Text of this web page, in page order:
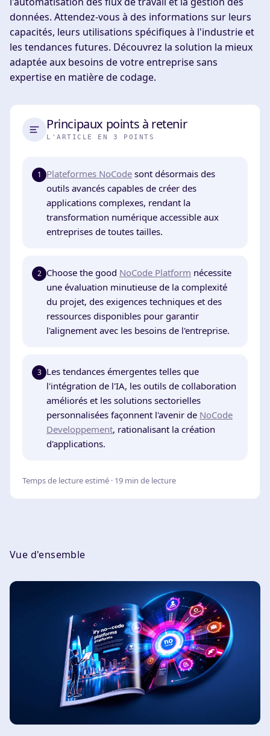
données. Attendez-vous à des informations sur leurs
capacités, leurs utilisations spécifiques à l'industrie et
les tendances futures. Découvrez la solution la mieux
adaptée aux besoins de votre entreprise sans
expertise en matière de codage.
Principaux points à retenir
L'ARTICLE EN 3 POINTS
1 Plateformes NoCode sont désormais des
outils avancés capables de créer des
applications complexes, rendant la
transformation numérique accessible aux
entreprises de toutes tailles.
2 Choose the good NoCode Platform nécessite
une évaluation minutieuse de la complexité
du projet, des exigences techniques et des
ressources disponibles pour garantir
l'alignement avec les besoins de l'entreprise.
3 Les tendances émergentes telles que
l'intégration de l'IA, les outils de collaboration
améliorés et les solutions sectorielles
personnalisées façonnent l'avenir de NoCode
Developpement, rationalisant la création
d'applications.
Temps de lecture estimé · 19 min de lecture
Vue d'ensemble